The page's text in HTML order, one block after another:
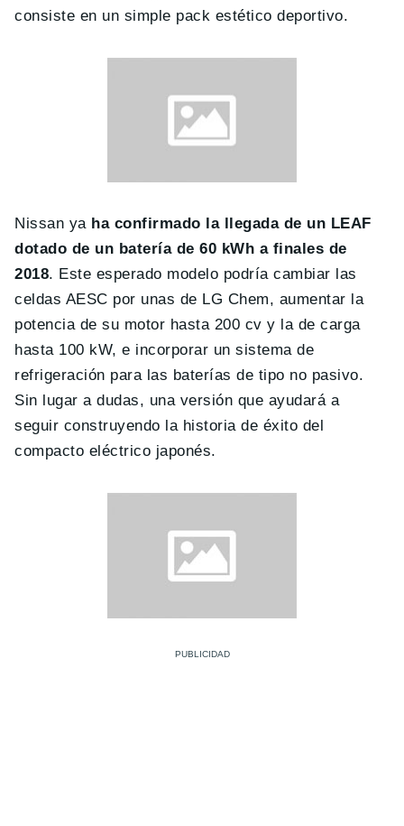
consiste en un simple pack estético deportivo.
Nissan yaha confirmado la llegada de un LEAF
dotado de un batería de 60 kWh a finales de
2018. Este esperado modelo podría cambiar las
celdas AESC por unas de LG Chem, aumentar la
potencia de su motor hasta 200 cv y la de carga
hasta 100 kW, e incorporar un sistema de
refrigeración para las baterías de tipo no pasivo.
Sin lugar a dudas, una versión que ayudará a
seguir construyendo la historia de éxito del
compacto eléctrico japonés.